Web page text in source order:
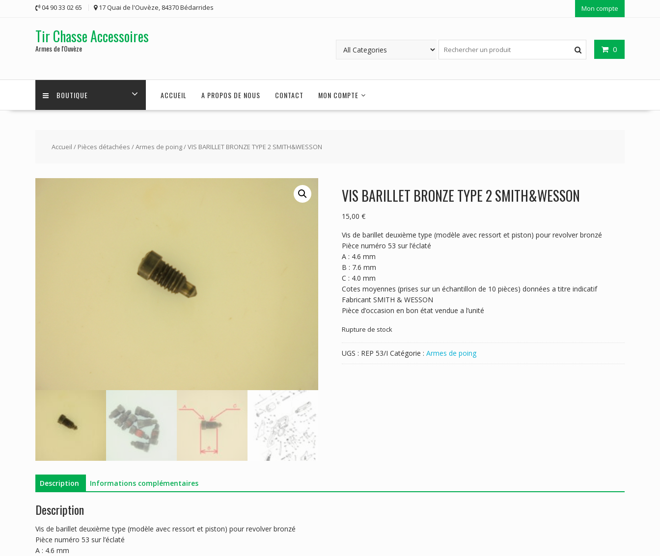
04 90 33 02 65 17 Quai de l'Ouvèze, 84370 Bédarrides Mon compte
Tir Chasse Accessoires
Armes de l'Ouvèze 0
BOUTIQUE ACCUEIL A PROPOS DE NOUS CONTACT MON COMPTE
Accueil / Pièces détachées /Armes de poing/ VIS BARILLET BRONZE TYPE 2 SMITH&WESSON
VIS BARILLET BRONZE TYPE 2 SMITH&WESSON
15,00 €
Vis de barillet deuxième type (modèle avec ressort et piston) pour revolver bronzé
Pièce numéro 53 sur l’éclaté
A : 4.6 mm
B : 7.6 mm
C : 4.0 mm
Cotes moyennes (prises sur un échantillon de 10 pièces) données a titre indicatif
Fabricant SMITH & WESSON
Pièce d’occasion en bon état vendue a l’unité
Rupture de stock
UGS : REP 53/I Catégorie : Armes de poing
Description Informations complémentaires
Description
Vis de barillet deuxième type (modèle avec ressort et piston) pour revolver bronzé
Pièce numéro 53 sur l’éclaté
A : 4.6 mm